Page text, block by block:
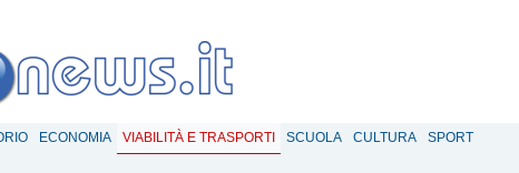
ECONOMIA VIABILITÀ E TRASPORTI SCUOLA CULTURA
SPORT